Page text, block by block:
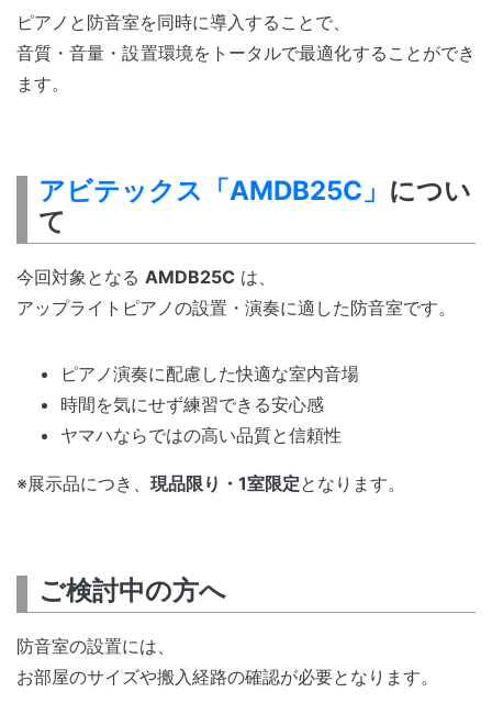
ピアノと防音室を同時に導入することで、
音質・音量・設置環境をトータルで最適化することができ
ます。
アビテックス「AMDB25C」 につい
て
今回対象となる AMDB25C は、
アップライトピアノの設置・演奏に適した防音室です。
ピアノ演奏に配慮した快適な室内音場
時間を気にせず練習できる安心感
ヤマハならではの高い品質と信頼性
※展示品につき、 現品限り・1室限定となります。
ご検討中の方へ
防音室の設置には、
お部屋のサイズや搬入経路の確認が必要となります。